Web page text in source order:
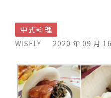
中式料理
WISELY 2020 年 09 月